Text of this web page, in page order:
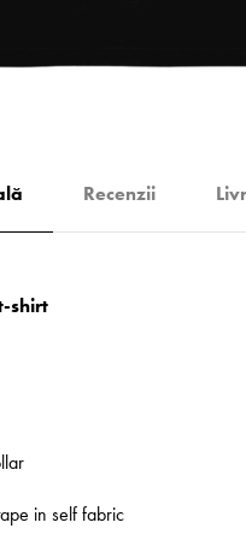
Recenzii
shirt
in self fabric